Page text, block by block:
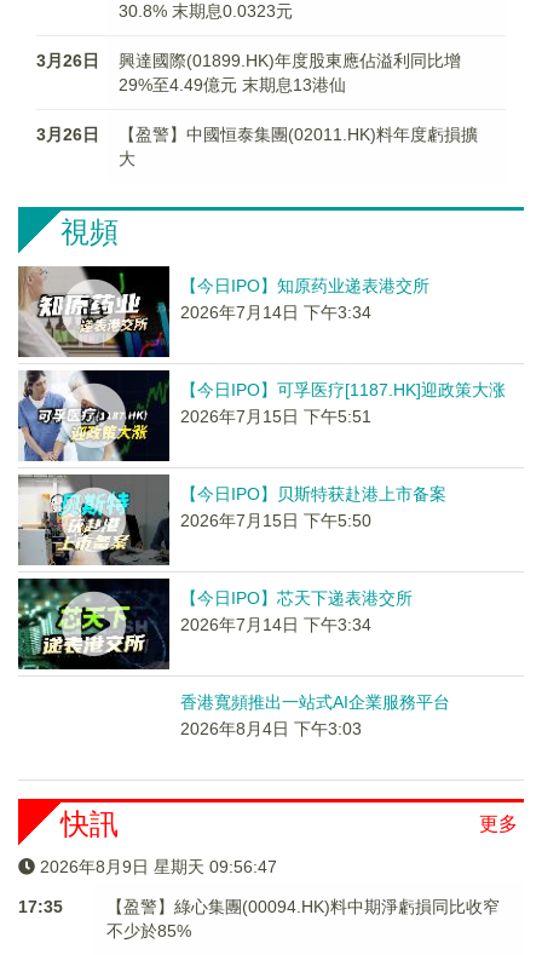
30.8% 末期息0.0323元
3月26日
興達國際(01899.HK)年度股東應佔溢利同比增
29%至4.49億元 末期息13港仙
3月26日
【盈警】中國恒泰集團(02011.HK)料年度虧損擴
大
視頻
【今日IPO】知原药业递表港交所
2026年7月14日 下午3:34
【今日IPO】可孚医疗[1187.HK]迎政策大涨
2026年7月15日 下午5:51
【今日IPO】贝斯特获赴港上市备案
2026年7月15日 下午5:50
【今日IPO】芯天下递表港交所
2026年7月14日 下午3:34
香港寬頻推出一站式AI企業服務平台
2026年8月4日 下午3:03
更多
快訊
2026年8月9日 星期天 09:56:47
17:35
【盈警】綠心集團(00094.HK)料中期淨虧損同比收窄
不少於85%